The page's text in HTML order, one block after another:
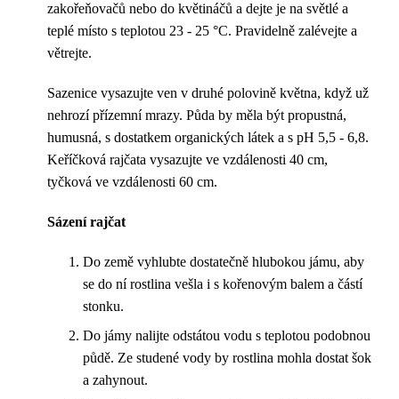
zakořeňovačů nebo do květináčů a dejte je na světlé a
teplé místo s teplotou 23 - 25 °C. Pravidelně zalévejte a
větrejte.
Sazenice vysazujte ven v druhé polovině května, když už
nehrozí přízemní mrazy. Půda by měla být propustná,
humusná, s dostatkem organických látek a s pH 5,5 - 6,8.
Keříčková rajčata vysazujte ve vzdálenosti 40 cm,
tyčková ve vzdálenosti 60 cm.
Sázení rajčat
Do země vyhlubte dostatečně hlubokou jámu, aby
se do ní rostlina vešla i s kořenovým balem a částí
stonku.
Do jámy nalijte odstátou vodu s teplotou podobnou
půdě. Ze studené vody by rostlina mohla dostat šok
a zahynout.